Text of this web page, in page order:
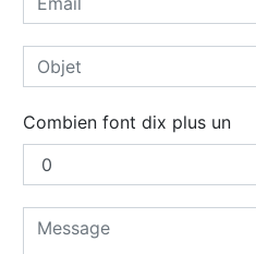
Combien font dix plus un